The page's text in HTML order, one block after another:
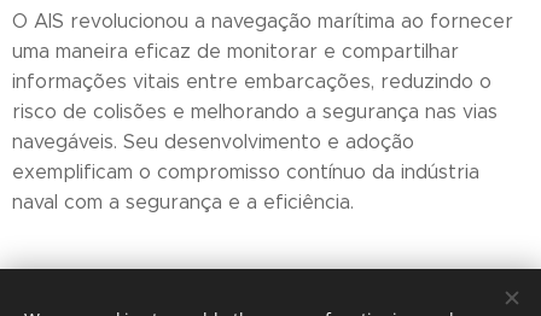
O AIS revolucionou a navegação marítima ao fornecer
uma maneira eficaz de monitorar e compartilhar
informações vitais entre embarcações, reduzindo o
risco de colisões e melhorando a segurança nas vias
navegáveis. Seu desenvolvimento e adoção
exemplificam o compromisso contínuo da indústria
naval com a segurança e a eficiência.